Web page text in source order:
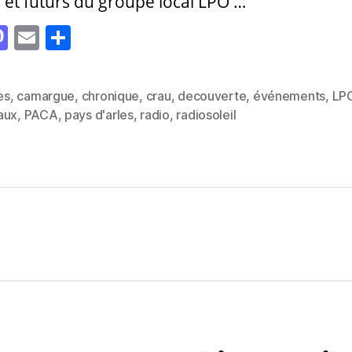
M
to
d
E
ai
l
rt
a
, camargue, chronique, crau, decouverte, événements,
, PACA, pays d'arles, radio, radiosoleil